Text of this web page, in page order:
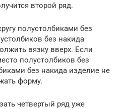
второй ряд.
полустолбиками без
без накида
вязку вверх. Если
полустолбиков без
без накида изделие не
форму.
четвертый ряд уже